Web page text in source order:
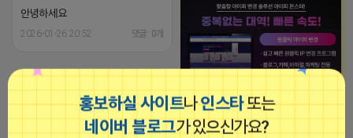
홍보하실 사이트나인스타또는
네이버 블로그가 있으신가요?
안녕하세요
2026-01-26 20:52 댓글: 0개
[아이피몬스터] 전국 최저가 마케팅
용 KT아이피서비스!!
비공개